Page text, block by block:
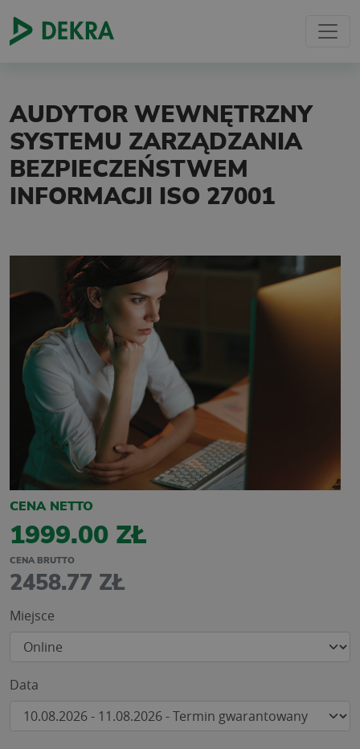
AUDYTOR WEWNĘTRZNY
SYSTEMU ZARZĄDZANIA
BEZPIECZEŃSTWEM
INFORMACJI ISO 27001
CENA NETTO
1999.00 ZŁ
CENA BRUTTO
2458.77 ZŁ
Miejsce
Data